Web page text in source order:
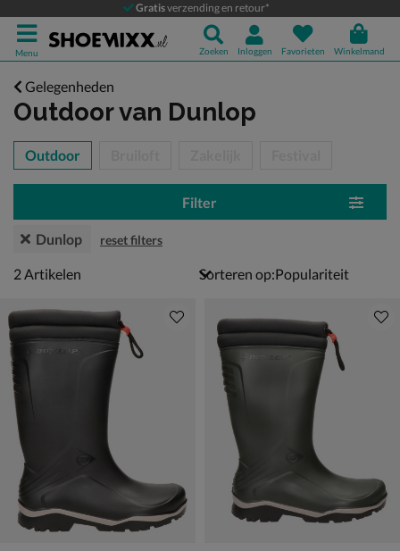
Gratisverzending en retour*
Menu Zoeken Inloggen Favorieten Winkelmand
Gelegenheden
Outdoorvan Dunlop
over
Outdoor
Filter
Dunlop reset filters
2 artikelen
2Artikelen Sorteren op: